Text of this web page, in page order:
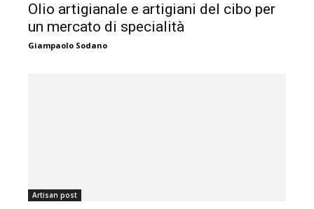
Olio artigianale e artigiani del cibo per
un mercato di specialità
Giampaolo Sodano
Artisan post